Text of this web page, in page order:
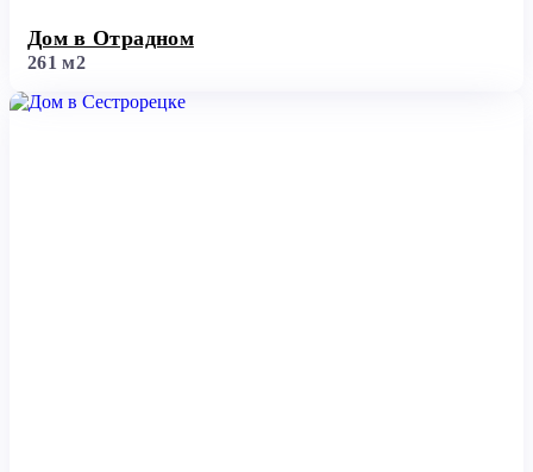
Дом в Отрадном
261 м2